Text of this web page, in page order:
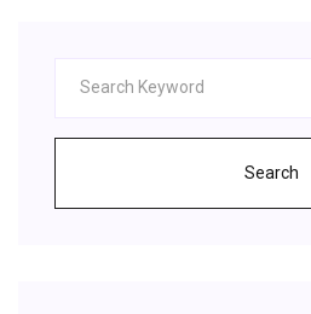
Search